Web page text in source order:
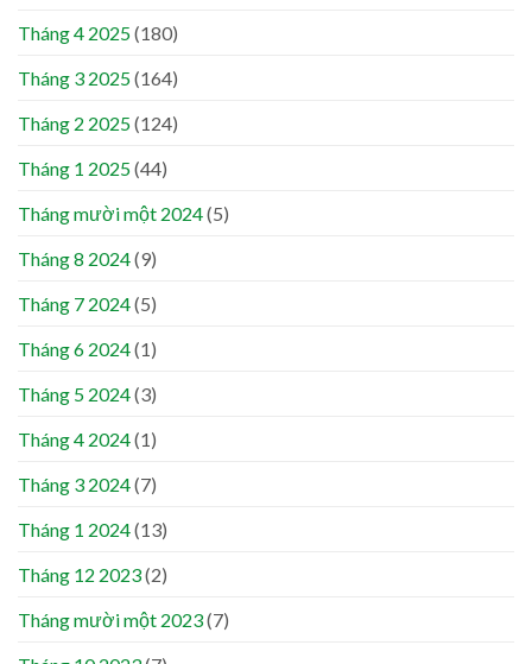
Tháng 4 2025(180)
Tháng 3 2025(164)
Tháng 2 2025(124)
Tháng 1 2025(44)
Tháng mười một 2024(5)
Tháng 8 2024(9)
Tháng 7 2024(5)
Tháng 6 2024(1)
Tháng 5 2024(3)
Tháng 4 2024(1)
Tháng 3 2024(7)
Tháng 1 2024(13)
Tháng 12 2023(2)
Tháng mười một 2023(7)